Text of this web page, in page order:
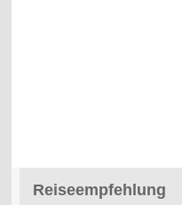
Reiseempfehlung